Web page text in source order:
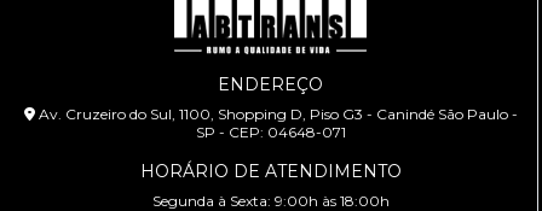
ENDEREÇO
Av. Cruzeiro do Sul, 1100, Shopping D, Piso G3 - Canindé São Paulo -
SP - CEP: 04648-071
HORÁRIO DE ATENDIMENTO
Segunda à Sexta: 9:00h às 18:00h